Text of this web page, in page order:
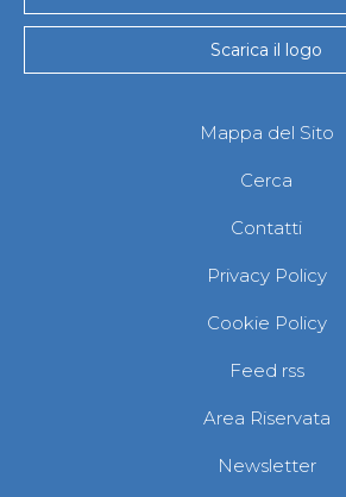
Scarica il logo
Mappa del Sito
Cerca
Contatti
Privacy Policy
Cookie Policy
Feed rss
Area Riservata
Newsletter